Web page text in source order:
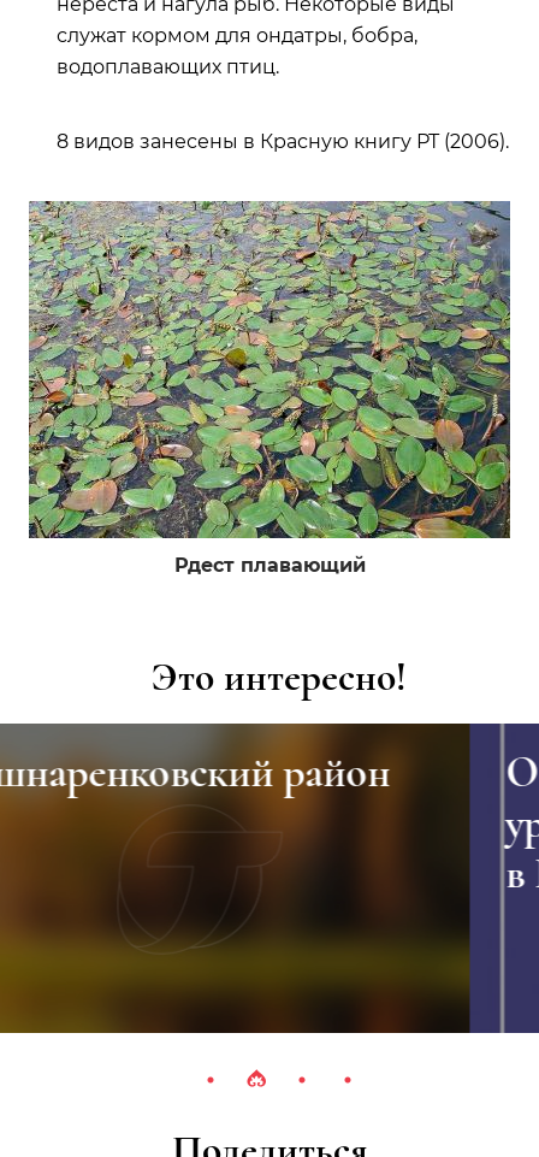
служат кормом для ондатры, бобра,
водоплавающих птиц.
8 видов занесены в Красную книгу РТ (2006).
Рдест плавающий
Это интересно!
Окупаемость
урожаем озимой ржи
в Республике